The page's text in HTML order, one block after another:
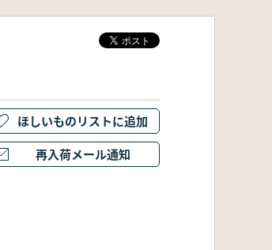
ほしいものリストに追加
再入荷メール通知